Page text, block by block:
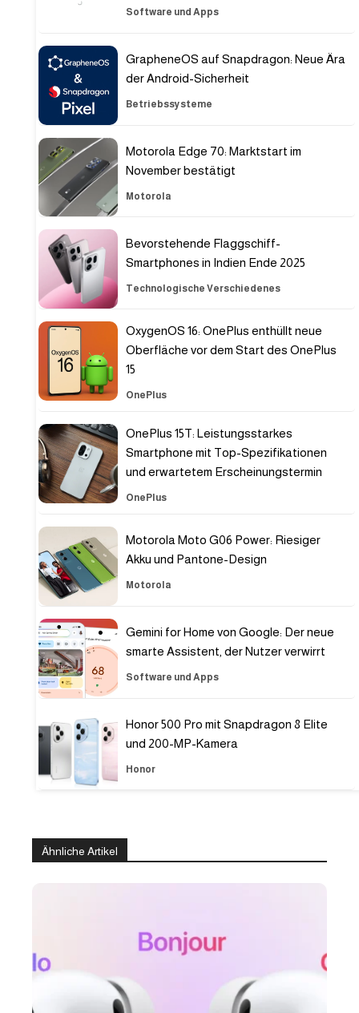
Software und Apps
GrapheneOS auf Snapdragon: Neue Ära
der Android-Sicherheit
Betriebssysteme
Motorola Edge 70: Marktstart im
November bestätigt
Motorola
Bevorstehende Flaggschiff-
Smartphones in Indien Ende 2025
Technologische Verschiedenes
OxygenOS 16: OnePlus enthüllt neue
Oberfläche vor dem Start des OnePlus
15
OnePlus
OnePlus 15T: Leistungsstarkes
Smartphone mit Top-Spezifikationen
und erwartetem Erscheinungstermin
OnePlus
Motorola Moto G06 Power: Riesiger
Akku und Pantone-Design
Motorola
Gemini for Home von Google: Der neue
smarte Assistent, der Nutzer verwirrt
Software und Apps
Honor 500 Pro mit Snapdragon 8 Elite
und 200-MP-Kamera
Honor
Ähnliche Artikel